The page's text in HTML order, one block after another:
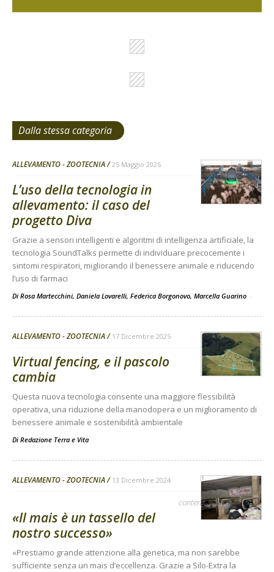
Dalla stessa categoria
ALLEVAMENTO - ZOOTECNIA 25 Maggio 2026
L’uso della tecnologia in
allevamento: il caso del
progetto Diva
Grazie a sensori intelligenti e algoritmi di intelligenza artificiale, la
tecnologia SoundTalks permette di individuare precocemente i
sintomi respiratori, migliorando il benessere animale e riducendo
l’uso di farmaci
Di Rosa Martecchini, Daniela Lovarelli, Federica Borgonovo, Marcella Guarino -
ALLEVAMENTO - ZOOTECNIA 17 Dicembre 2025
Virtual fencing, e il pascolo
cambia
Questa nuova tecnologia consente una maggiore flessibilità
operativa, una riduzione della manodopera e un miglioramento di
benessere animale e sostenibilità ambientale
Di Redazione Terra e Vita
ALLEVAMENTO - ZOOTECNIA 13 Dicembre 2024
contenuto sponsorizzato
«Il mais è un tassello del
nostro successo»
«Prestiamo grande attenzione alla genetica, ma non sarebbe
sufficiente senza un mais d’eccellenza. Grazie a Silo-Extra la